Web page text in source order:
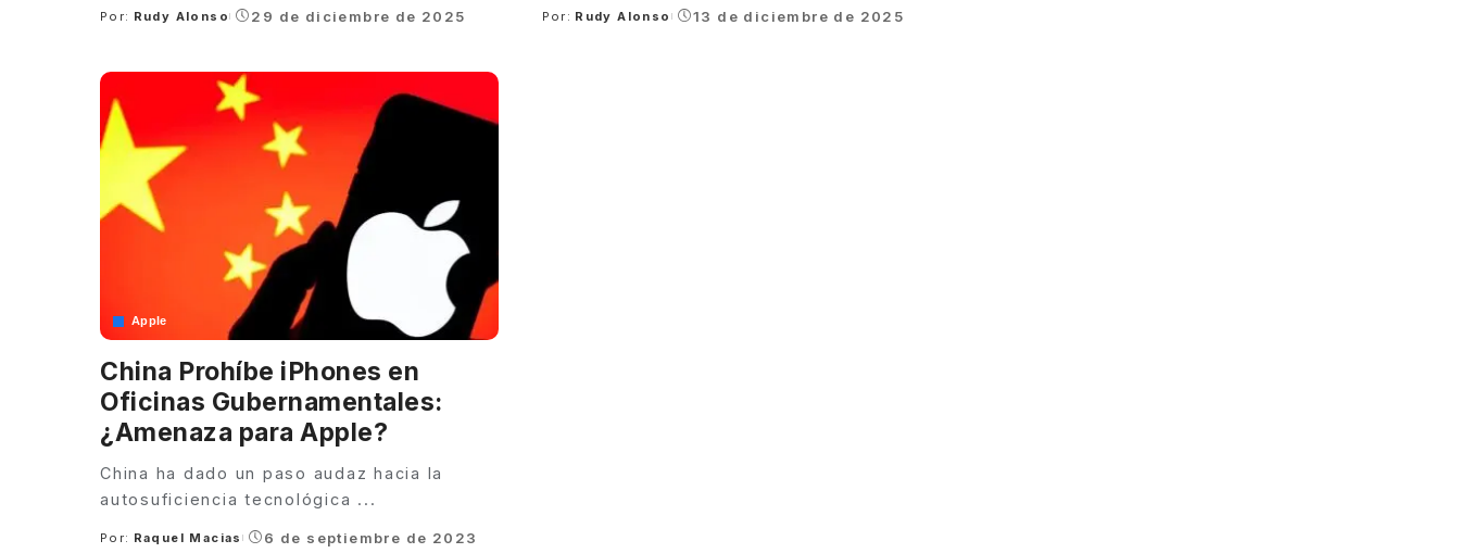
Posted
Por: Rudy Alonso 29 de diciembre de 2025
Posted
Por: Rudy Alonso 13 de diciembre de 2025
Apple
China Prohíbe iPhones en
Oficinas Gubernamentales:
¿Amenaza para Apple?
China ha dado un paso audaz hacia la
autosuficiencia tecnológica ...
Posted
Por: Raquel Macias 6 de septiembre de 2023